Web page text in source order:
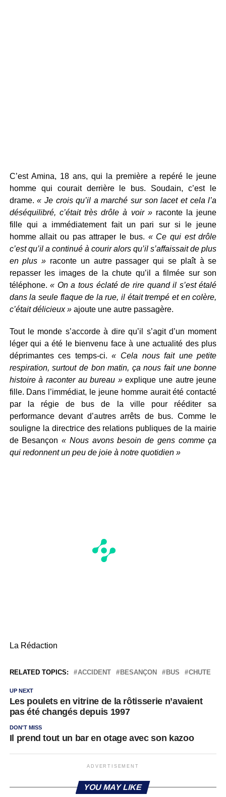
C’est Amina, 18 ans, qui la première a repéré le jeune
homme qui courait derrière le bus. Soudain, c’est le
drame. « Je crois qu’il a marché sur son lacet et cela l’a
déséquilibré, c’était très drôle à voir »raconte la jeune
fille qui a immédiatement fait un pari sur si le jeune
homme allait ou pas attraper le bus. « Ce qui est drôle
c’est qu’il a continué à courir alors qu’il s’affaissait de plus
en plus » raconte un autre passager qui se plaît à se
repasser les images de la chute qu’il a filmée sur son
téléphone.« On a tous éclaté de rire quand il s’est étalé
dans la seule flaque de la rue, il était trempé et en colère,
c’était délicieux »ajoute une autre passagère.
Tout le monde s’accorde à dire qu’il s’agit d’un moment
léger qui a été le bienvenu face à une actualité des plus
déprimantes ces temps-ci.« Cela nous fait une petite
respiration, surtout de bon matin, ça nous fait une bonne
histoire à raconter au bureau »explique une autre jeune
fille. Dans l’immédiat, le jeune homme aurait été contacté
par la régie de bus de la ville pour rééditer sa
performance devant d’autres arrêts de bus. Comme le
souligne la directrice des relations publiques de la mairie
de Besançon« Nous avons besoin de gens comme ça
qui redonnent un peu de joie à notre quotidien »
La Rédaction
RELATED TOPICS: ACCIDENT BESANÇON BUS CHUTE
UP NEXT
Les poulets en vitrine de la rôtisserie n’avaient
pas été changés depuis 1997
DON'T MISS
Il prend tout un bar en otage avec son kazoo
ADVERTISEMENT
YOU MAY LIKE